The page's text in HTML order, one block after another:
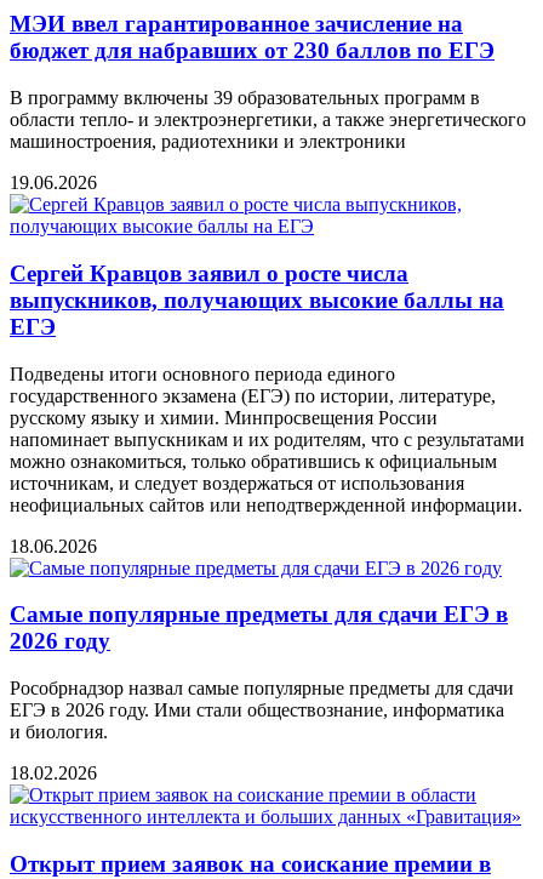
МЭИ ввел гарантированное зачисление на
бюджет для набравших от 230 баллов по ЕГЭ
В программу включены 39 образовательных программ в
области тепло- и электроэнергетики, а также энергетического
машиностроения, радиотехники и электроники
19.06.2026
Сергей Кравцов заявил о росте числа
выпускников, получающих высокие баллы на
ЕГЭ
Подведены итоги основного периода единого
государственного экзамена (ЕГЭ) по истории, литературе,
русскому языку и химии. Минпросвещения России
напоминает выпускникам и их родителям, что с результатами
можно ознакомиться, только обратившись к официальным
источникам, и следует воздержаться от использования
неофициальных сайтов или неподтвержденной информации.
18.06.2026
Самые популярные предметы для сдачи ЕГЭ в
2026 году
Рособрнадзор назвал самые популярные предметы для сдачи
ЕГЭ в 2026 году. Ими стали обществознание, информатика
и биология.
18.02.2026
Открыт прием заявок на соискание премии в